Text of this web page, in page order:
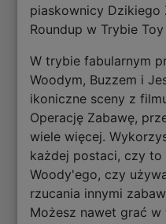
piaskownicy Dzikiego
Roundup w Trybie Toy
W trybie fabularnym
Woodym, Buzzem i
ikoniczne sceny z
Operację Zabawę,
wiele więcej.
każdej postaci, czy to
Woody'ego, czy
rzucania innymi
Możesz nawet grać